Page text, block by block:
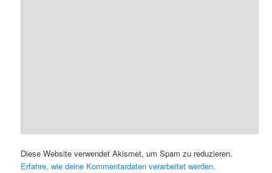
Diese Website verwendet Akismet, um Spam zu reduzieren.
Erfahre, wie deine Kommentardaten verarbeitet werden.